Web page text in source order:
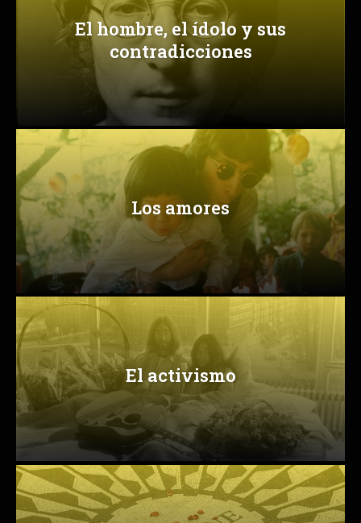
El hombre, el ídolo y sus
contradicciones
Los amores
El activismo